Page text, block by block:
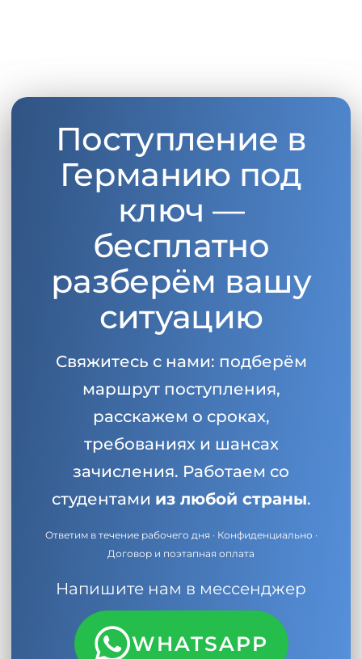
Поступление в
Германию под
ключ —
бесплатно
разберём вашу
ситуацию
Свяжитесь с нами: подберём
маршрут поступления,
расскажем о сроках,
требованиях и шансах
зачисления. Работаем со
студентами из любой страны.
Ответим в течение рабочего дня · Конфиденциально ·
Договор и поэтапная оплата
Напишите нам в мессенджер
WHATSAPP